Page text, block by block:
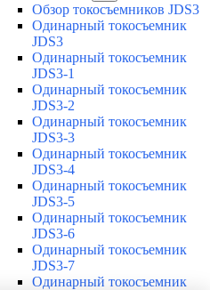
Обзор токосъемников JDS3
Одинарный токосъемник
JDS3
Одинарный токосъемник
JDS3-1
Одинарный токосъемник
JDS3-2
Одинарный токосъемник
JDS3-3
Одинарный токосъемник
JDS3-4
Одинарный токосъемник
JDS3-5
Одинарный токосъемник
JDS3-6
Одинарный токосъемник
JDS3-7
Одинарный токосъемник